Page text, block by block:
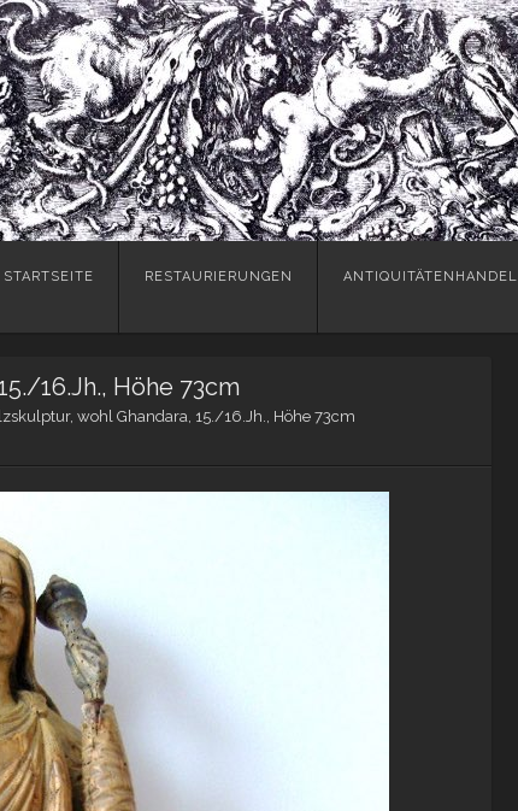
Skip
STARTSEITE RESTAURIERUNGEN ANTIQUITÄTENHANDEL
16.Jh., Höhe 73cm
wohl Ghandara, 15./16.Jh., Höhe 73cm